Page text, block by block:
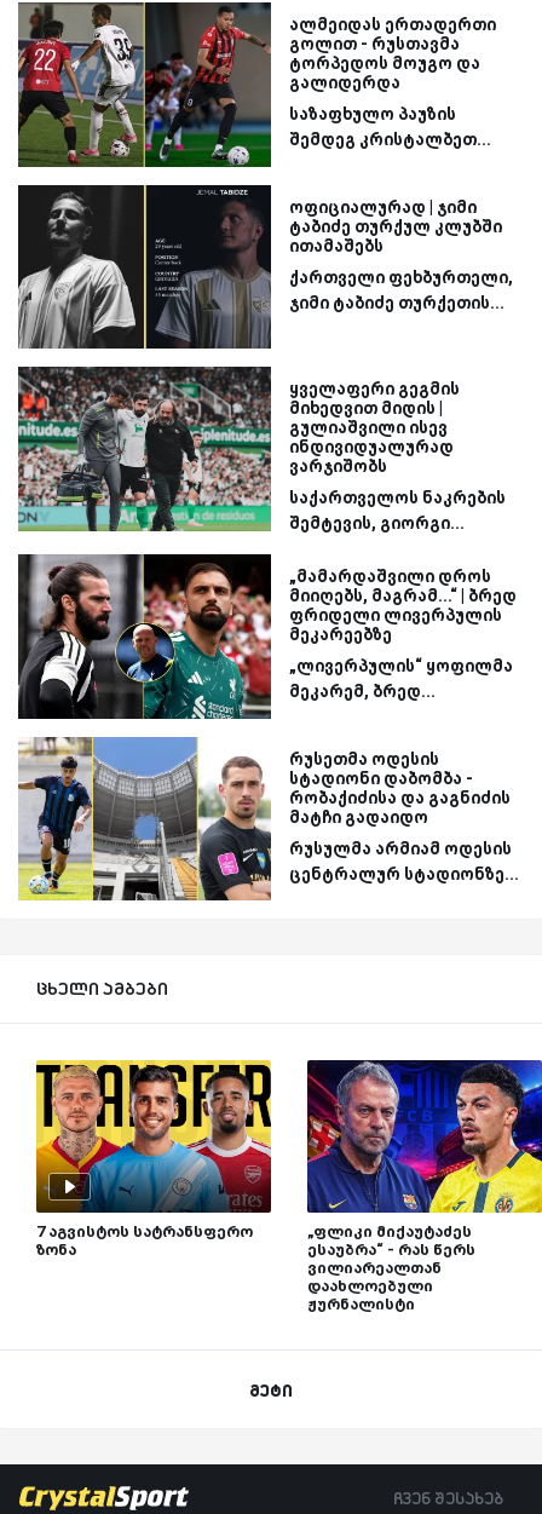
ალმეიდას ერთადერთი
გოლით - რუსთავმა
ტორპედოს მოუგო და
გალიდერდა
საზაფხულო პაუზის
შემდეგ კრისტალბეთ...
ოფიციალურად | ჯიმი
ტაბიძე თურქულ კლუბში
ითამაშებს
ქართველი ფეხბურთელი,
ჯიმი ტაბიძე თურქეთის...
ყველაფერი გეგმის
მიხედვით მიდის |
გულიაშვილი ისევ
ინდივიდუალურად
ვარჯიშობს
საქართველოს ნაკრების
შემტევის, გიორგი...
„მამარდაშვილი დროს
მიიღებს, მაგრამ...“ | ბრედ
ფრიდელი ლივერპულის
მეკარეებზე
„ლივერპულის“ ყოფილმა
მეკარემ, ბრედ...
რუსეთმა ოდესის
სტადიონი დაბომბა -
რობაქიძისა და გაგნიძის
მატჩი გადაიდო
რუსულმა არმიამ ოდესის
ცენტრალურ სტადიონზე...
ცხელი ამბები
7 აგვისტოს სატრანსფერო
ზონა
„ფლიკი მიქაუტაძეს
ესაუბრა“ - რას წერს
ვილიარეალთან
დაახლოებული
ჟურნალისტი
მეტი
ჩვენ შესახებ